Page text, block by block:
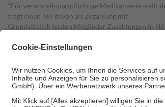
4Für verschreibungspflichtige Medikamente stellt
trägt einen Teil davon als Zuzahlung mit.
Grundsätzlich leisten Mitglieder Zuzahlungen in
Diese Regeln gelten grundsätzlich auch für Online-
Um das Engagement der Versicherten für ihre
• Kindern und Jugendlichen bis zum vollendeten
• Untersuchungen zur Vorsorge und
• empfohlenen Schutzimpfungen